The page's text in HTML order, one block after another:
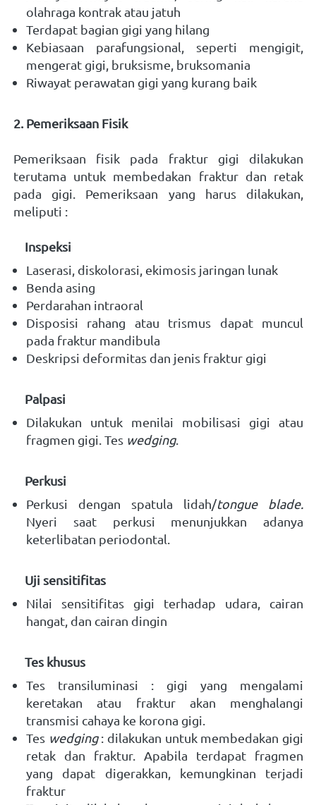
olahraga kontrak atau jatuh
Terdapat bagian gigi yang hilang
Kebiasaan parafungsional, seperti mengigit,
mengerat gigi, bruksisme, bruksomania
Riwayat perawatan gigi yang kurang baik
2. Pemeriksaan Fisik
Pemeriksaan fisik pada fraktur gigi dilakukan
terutama untuk membedakan fraktur dan retak
pada gigi. Pemeriksaan yang harus dilakukan,
meliputi :
    Inspeksi
Laserasi, diskolorasi, ekimosis jaringan lunak
Benda asing
Perdarahan intraoral
Disposisi rahang atau trismus dapat muncul
pada fraktur mandibula
Deskripsi deformitas dan jenis fraktur gigi
    Palpasi
Dilakukan untuk menilai mobilisasi gigi atau
fragmen gigi. Tes wedging.
    Perkusi
Perkusi dengan spatula lidah/
Nyeri saat perkusi menunjukkan adanya
keterlibatan periodontal.
    Uji sensitifitas
Nilai sensitifitas gigi terhadap udara, cairan
hangat, dan cairan dingin
    Tes khusus
Tes transiluminasi : gigi yang mengalami
keretakan atau fraktur akan menghalangi
transmisi cahaya ke korona gigi.
Tes wedging : dilakukan untuk membedakan gigi
retak dan fraktur. Apabila terdapat fragmen
yang dapat digerakkan, kemungkinan terjadi
fraktur